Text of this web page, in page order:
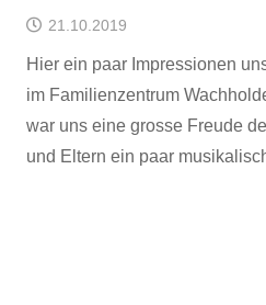
21.10.2019
Hier ein paar Impressionen
im Familienzentrum
war uns eine grosse Freude
und Eltern ein paar